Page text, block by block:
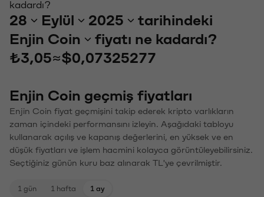
kadardı?
28 Eylül 2025
tarihindeki
Enjin Coin
fiyatı ne kadardı?
₺3,05≈$0,07325277
Enjin Coin geçmiş fiyatları
Enjin Coin fiyat geçmişini takip ederek kripto varlıkların
zaman içindeki performansını izleyin. Aşağıdaki tabloyu
kullanarak açılış ve kapanış değerlerini, en yüksek ve en
düşük fiyatları ve işlem hacmini kolayca görüntüleyebilirsiniz.
Seçtiğiniz günün kuru baz alınarak TL'ye çevrilmiştir.
1 gün 1 hafta 1 ay